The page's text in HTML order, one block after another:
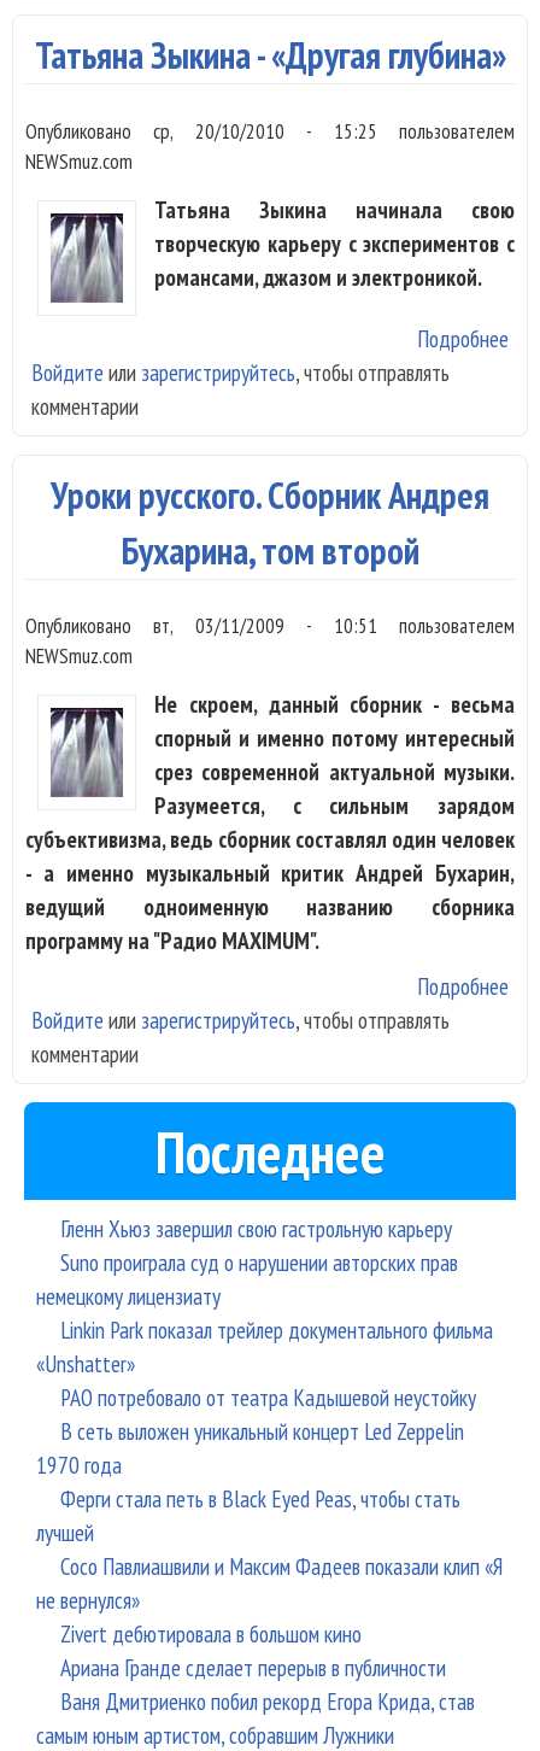
Татьяна Зыкина - «Другая глубина»
Опубликованоср, 20/10/2010 - 15:25 пользователем
NEWSmuz.com
Татьяна Зыкина начинала свою
творческую карьеру с экспериментов с
романсами, джазом и электроникой.
Подробнее
Войдите или зарегистрируйтесь, чтобы отправлять
комментарии
Уроки русского. Сборник Андрея
Бухарина, том второй
Опубликовановт, 03/11/2009 - 10:51 пользователем
NEWSmuz.com
Не скроем, данный сборник - весьма
спорный и именно потому интересный
срез современной актуальной музыки.
Разумеется, с сильным зарядом
субъективизма, ведь сборник составлял один человек
- а именно музыкальный критик Андрей Бухарин,
ведущий одноименную названию сборника
программу на "Радио MAXIMUM".
Подробнее
Войдите или зарегистрируйтесь, чтобы отправлять
комментарии
Последнее
Гленн Хьюз завершил свою гастрольную карьеру
Suno проиграла суд о нарушении авторских прав
немецкому лицензиату
Linkin Park показал трейлер документального фильма
«Unshatter»
РАО потребовало от театра Кадышевой неустойку
В сеть выложен уникальный концерт Led Zeppelin
1970 года
Ферги стала петь в Black Eyed Peas, чтобы стать
лучшей
Сосо Павлиашвили и Максим Фадеев показали клип «Я
не вернулся»
Zivert дебютировала в большом кино
Ариана Гранде сделает перерыв в публичности
Ваня Дмитриенко побил рекорд Егора Крида, став
самым юным артистом, собравшим Лужники